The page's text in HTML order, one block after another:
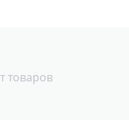
товаров